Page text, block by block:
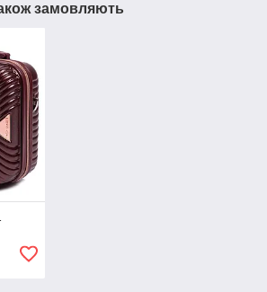
замовляють